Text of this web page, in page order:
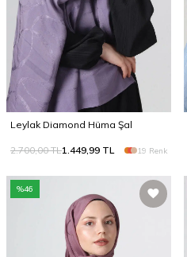
Leylak Diamond Hüma Şal
2.700,00TL1.449,99 TL 19 Renk
%46